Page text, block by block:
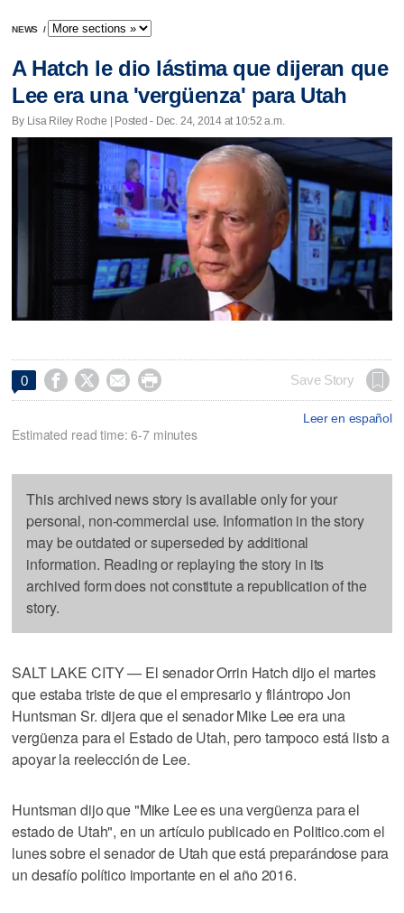
NEWS /
A Hatch le dio lástima que dijeran que
Lee era una 'vergüenza' para Utah
By Lisa Riley Roche | Posted - Dec. 24, 2014 at 10:52 a.m.
0     Save Story
Leer en español
Estimated read time: 6-7 minutes
This archived news story is available only for your
personal, non-commercial use. Information in the story
may be outdated or superseded by additional
information. Reading or replaying the story in its
archived form does not constitute a republication of the
story.
SALT LAKE CITY — El senador Orrin Hatch dijo el martes
que estaba triste de que el empresario y filántropo Jon
Huntsman Sr. dijera que el senador Mike Lee era una
vergüenza para el Estado de Utah, pero tampoco está listo a
apoyar la reelección de Lee.
Huntsman dijo que "Mike Lee es una vergüenza para el
estado de Utah", en un artículo publicado en Politico.com el
lunes sobre el senador de Utah que está preparándose para
un desafío político importante en el año 2016.